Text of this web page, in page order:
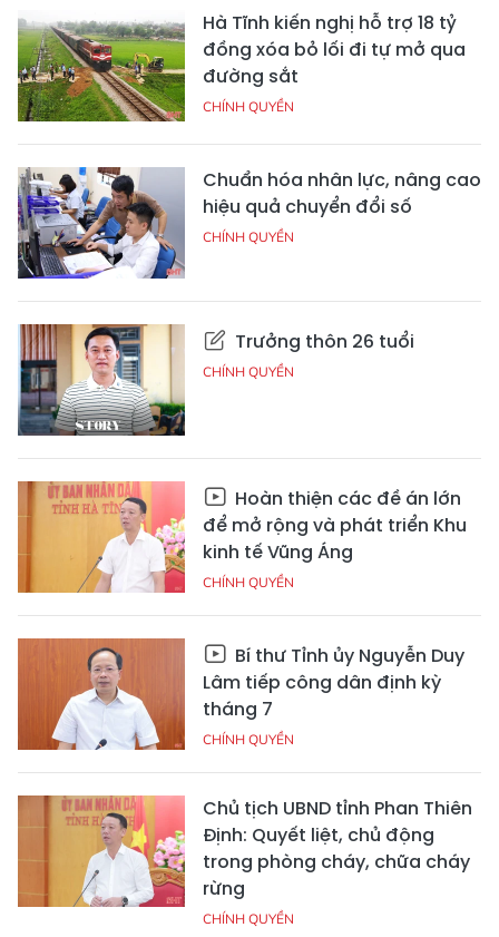
Hà Tĩnh kiến nghị hỗ trợ 18 tỷ
đồng xóa bỏ lối đi tự mở qua
đường sắt
CHÍNH QUYỀN
Chuẩn hóa nhân lực, nâng cao
hiệu quả chuyển đổi số
CHÍNH QUYỀN
Trưởng thôn 26 tuổi
CHÍNH QUYỀN
Hoàn thiện các đề án lớn
để mở rộng và phát triển Khu
kinh tế Vũng Áng
CHÍNH QUYỀN
Bí thư Tỉnh ủy Nguyễn Duy
Lâm tiếp công dân định kỳ
tháng 7
CHÍNH QUYỀN
Chủ tịch UBND tỉnh Phan Thiên
Định: Quyết liệt, chủ động
trong phòng cháy, chữa cháy
rừng
CHÍNH QUYỀN